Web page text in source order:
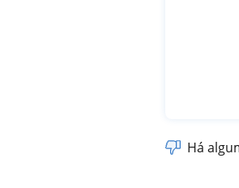
Há